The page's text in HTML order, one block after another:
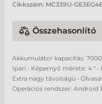
Cikkszám: MC339U-
Összehasonlító
Akkumulátor kapacitás:
Ipari • Képernyő mérete: 4 " •
Extra nagy távolságú •
Operációs rendszer: Android